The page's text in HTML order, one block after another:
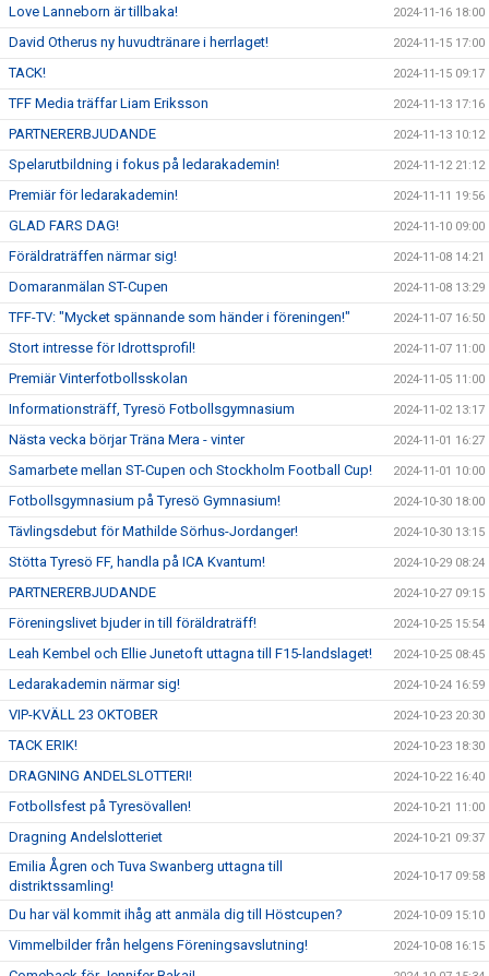
Love Lanneborn är tillbaka! 2024-11-16 18:00
David Otherus ny huvudtränare i herrlaget! 2024-11-15 17:00
TACK! 2024-11-15 09:17
TFF Media träffar Liam Eriksson 2024-11-13 17:16
PARTNERERBJUDANDE 2024-11-13 10:12
Spelarutbildning i fokus på ledarakademin! 2024-11-12 21:12
Premiär för ledarakademin! 2024-11-11 19:56
GLAD FARS DAG! 2024-11-10 09:00
Föräldraträffen närmar sig! 2024-11-08 14:21
Domaranmälan ST-Cupen 2024-11-08 13:29
TFF-TV: "Mycket spännande som händer i föreningen!" 2024-11-07 16:50
Stort intresse för Idrottsprofil! 2024-11-07 11:00
Premiär Vinterfotbollsskolan 2024-11-05 11:00
Informationsträff, Tyresö Fotbollsgymnasium 2024-11-02 13:17
Nästa vecka börjar Träna Mera - vinter 2024-11-01 16:27
Samarbete mellan ST-Cupen och Stockholm Football Cup! 2024-11-01 10:00
Fotbollsgymnasium på Tyresö Gymnasium! 2024-10-30 18:00
Tävlingsdebut för Mathilde Sörhus-Jordanger! 2024-10-30 13:15
Stötta Tyresö FF, handla på ICA Kvantum! 2024-10-29 08:24
PARTNERERBJUDANDE 2024-10-27 09:15
Föreningslivet bjuder in till föräldraträff! 2024-10-25 15:54
Leah Kembel och Ellie Junetoft uttagna till F15-landslaget! 2024-10-25 08:45
Ledarakademin närmar sig! 2024-10-24 16:59
VIP-KVÄLL 23 OKTOBER 2024-10-23 20:30
TACK ERIK! 2024-10-23 18:30
DRAGNING ANDELSLOTTERI! 2024-10-22 16:40
Fotbollsfest på Tyresövallen! 2024-10-21 11:00
Dragning Andelslotteriet 2024-10-21 09:37
Emilia Ågren och Tuva Swanberg uttagna till
distriktssamling!
2024-10-17 09:58
Du har väl kommit ihåg att anmäla dig till Höstcupen? 2024-10-09 15:10
Vimmelbilder från helgens Föreningsavslutning! 2024-10-08 16:15